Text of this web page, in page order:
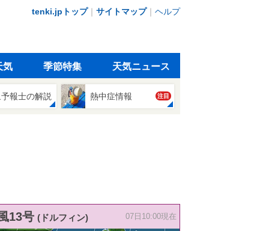
tenki.jpトップ｜ サイトマップ｜ ヘルプ
気 季節特集 天気ニュース
報士の解説 熱中症情報 注目
13号 (ドルフィン) 07日10:00現在